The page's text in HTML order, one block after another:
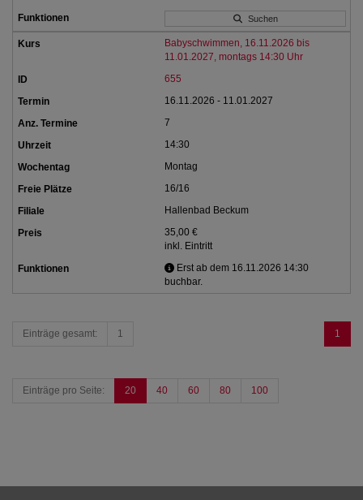
Suchen
Babyschwimmen, 16.11.2026 bis
11.01.2027, montags 14:30 Uhr
655
16.11.2026 - 11.01.2027
7
14:30
Montag
16/16
Hallenbad Beckum
35,00 €
inkl. Eintritt
Erst ab dem 16.11.2026 14:30
buchbar.
1
Einträge gesamt: 1
Einträge pro Seite: 20 40 60 80 100